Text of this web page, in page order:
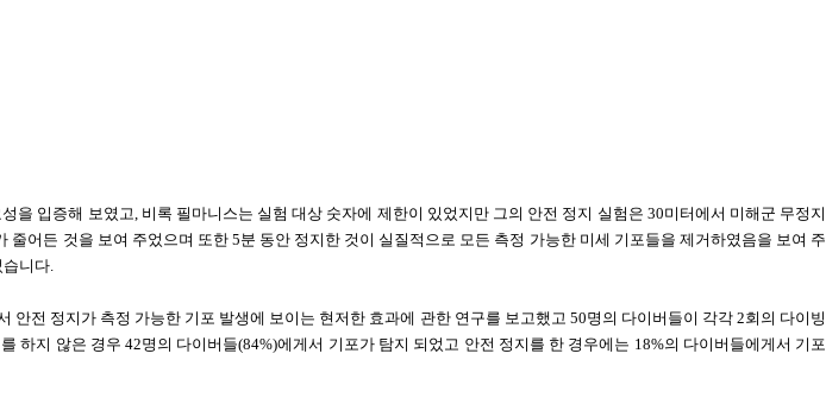
을 입증해 보였고, 비록 필마니스는 실험 대상 숫자에 제한이 있었지만 그의 안전 정지 실험은 30미터에서 미해군 무정지
줄어든 것을 보여 주었으며 또한5분 동안 정지한 것이 실질적으로 모든 측정 가능한 미세 기포들을 제거하였음을 보여 주
습니다.
안전 정지가 측정 가능한 기포 발생에 보이는 현저한 효과에 관한 연구를 보고했고 50명의 다이버들이 각각2회의 다이빙
하지 않은 경우 42명의 다이버들(84%)에게서 기포가 탐지 되었고 안전 정지를 한 경우에는 18%의 다이버들에게서 기포